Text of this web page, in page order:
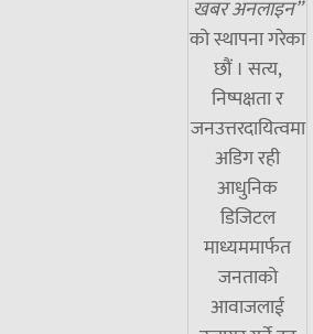
खबर अनलाइन”
को स्थापना गरेका
छौं । सत्य,
निष्पक्षता र
जनउत्तरदायित्वमा
अडिग रही
आधुनिक
डिजिटल
माध्यममार्फत
जनताको
आवाजलाई